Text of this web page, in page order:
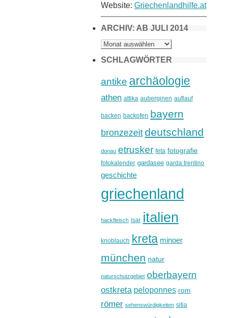
Website: Griechenlandhilfe.at
ARCHIV: AB JULI 2014
ARCHIV:
AB
2014
SCHLAGWÖRTER
antike archäologie
athen attika auberginen auflauf
backen backofen bayern
bronzezeit deutschland
donau etrusker feta fotografie
fotokalender gardasee garda trentino
geschichte
griechenland
hackfleisch isar italien
knoblauch kreta minoer
münchen natur
naturschutzgebiet oberbayern
ostkreta peloponnes rom
römer sehenswürdigkeiten sitia